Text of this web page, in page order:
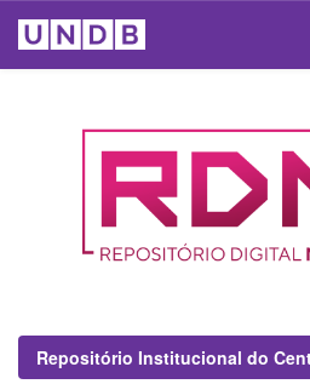
Repositório Institucional do